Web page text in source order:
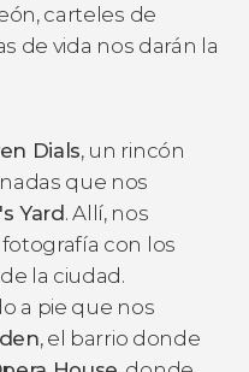
carteles de
de vida nos darán la
Dials, un rincón
que nos
Yard. Allí, nos
con los
la ciudad.
a pie que nos
, el barrio donde